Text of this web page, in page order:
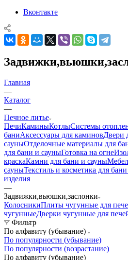
Вконтакте
Главная
—
Каталог
—
Печное литье
ПечиКаминыКотлыСистемы
баниАксессуары для каминовДвери
сауныОтделочные материалы для
для бани и сауныГотовка на огне
краскаКамни для бани и сауны
сауныТекстиль и косметика для
изделия
—
Задвижки,вьюшки,заслонки
КолосникиПлиты чугунные для
чугунныеДверки чугунные для
Фильтр
По алфавиту (убывание)
По популярности (убывание)
По популярности (возрастание)
По алфавиту (убывание)